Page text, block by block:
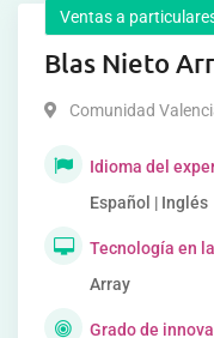
Ventas a
Blas Nieto
Comunidad
Idioma del
Español | Inglés
Tecnología en
Array
Grado de